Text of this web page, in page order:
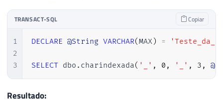
TRANSACT-SQL Copiar
1
2
3
DECLARE @String VARCHAR(MAX) =
SELECT dbo . charindexada( '_' , 0 , '_' , 3 ,
Resultado: